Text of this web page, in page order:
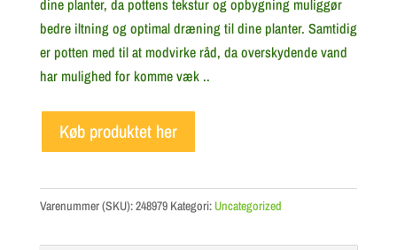
dine planter, da pottens tekstur og opbygning muliggør
bedre iltning og optimal dræning til dine planter. Samtidig
er potten med til at modvirke råd, da overskydende vand
har mulighed for komme væk ..
Køb produktet her
Varenummer (SKU):248979 Kategori: Uncategorized